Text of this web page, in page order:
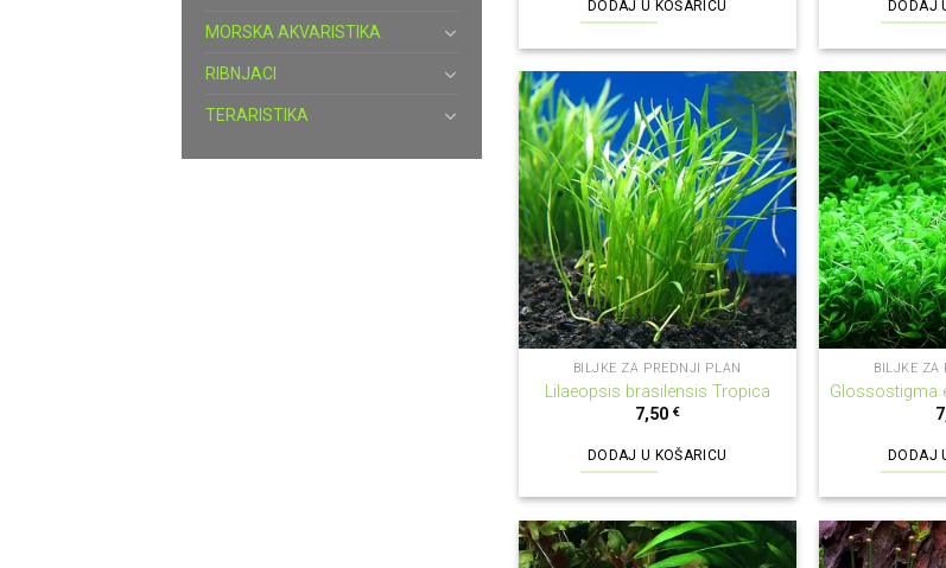
MORSKA AKVARISTIKA
RIBNJACI
TERARISTIKA
DODAJ U KOŠARICU DODAJ
BILJKE ZA PREDNJI PLAN
Lilaeopsis brasilensis Tropica
7,50 €
DODAJ U KOŠARICU
BILJKE ZA
Glossostigma
DODAJ